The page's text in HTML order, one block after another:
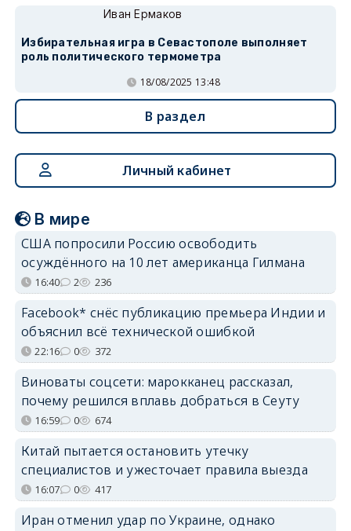
Иван Ермаков
Избирательная игра в Севастополе выполняет
роль политического термометра
18/08/2025 13:48
В раздел
Личный кабинет
В мире
США попросили Россию освободить
осуждённого на 10 лет американца Гилмана
16:40 2 236
Facebook* снёс публикацию премьера Индии и
объяснил всё технической ошибкой
22:16 0 372
Виноваты соцсети: марокканец рассказал,
почему решился вплавь добраться в Сеуту
16:59 0 674
Китай пытается остановить утечку
специалистов и ужесточает правила выезда
16:07 0 417
Иран отменил удар по Украине, однако